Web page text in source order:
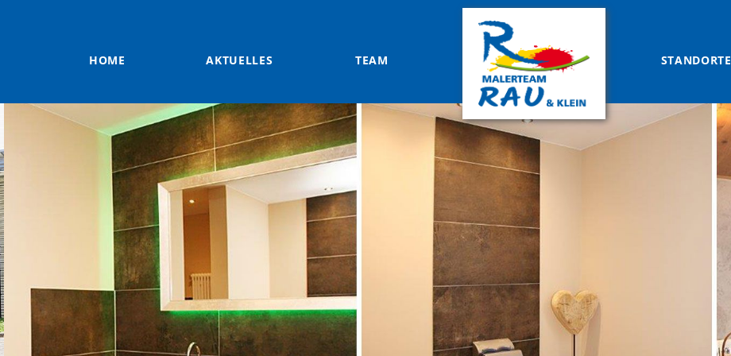
HOME AKTUELLES TEAM STANDORTE